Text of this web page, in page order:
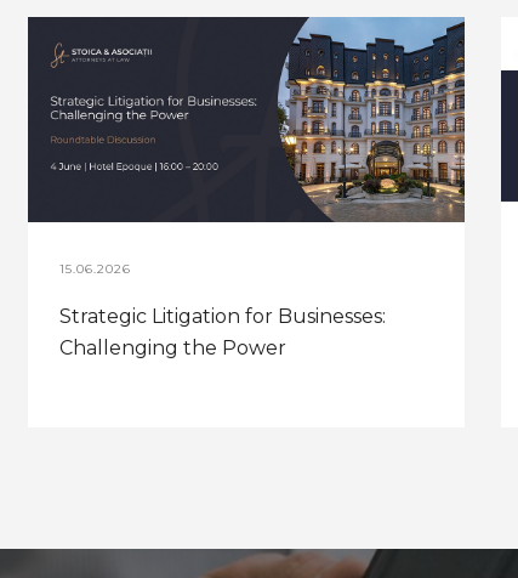
15.06.2026
Strategic Litigation for Businesses:
Challenging the Power